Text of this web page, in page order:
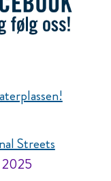
Streets
2025